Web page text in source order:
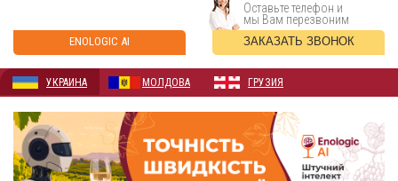
ENOLOGIC AI
Оставьте телефон и
мы Вам перезвоним
ЗАКАЗАТЬ ЗВОНОК
УКРАИНА МОЛДОВА ГРУЗИЯ